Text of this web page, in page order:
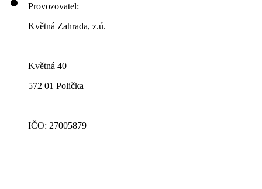
Provozovatel:
Květná Zahrada, z.ú.
Květná 40
572 01 Polička
IČO: 27005879